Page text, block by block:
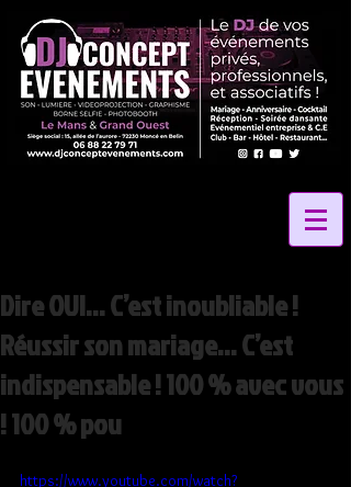
Dire OUI… C’est inoubliable !
Réussir son mariage… C’est
indispensable ! 100 % avec vous
! 100 % pou
https://www.youtube.com/watch?